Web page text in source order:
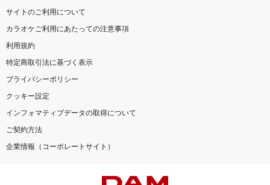
サイトのご利用について
カラオケご利用にあたっての注意事項
利用規約
特定商取引法に基づく表示
プライバシーポリシー
クッキー設定
インフォマティブデータの取得について
ご契約方法
企業情報（コーポレートサイト）